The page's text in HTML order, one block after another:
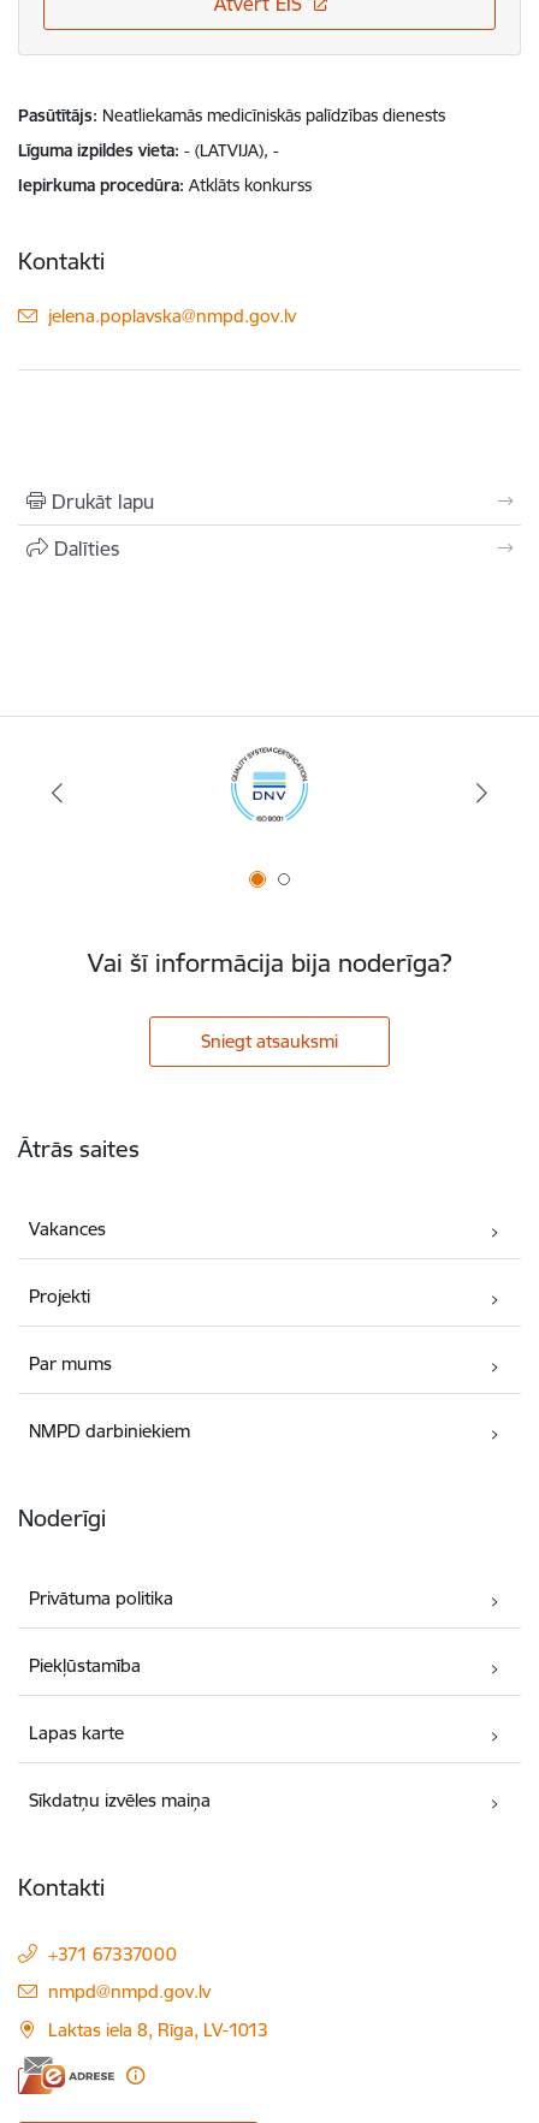
Pasūtītājs Neatliekamās medicīniskās palīdzības dienests
Līguma izpildes vieta - (LATVIJA), -
Iepirkuma procedūra Atklāts konkurss
Kontakti
E-pasts:
jelena.poplavska@nmpd.gov.lv
Drukāt lapu
Dalīties
Vai šī informācija bija noderīga?
Sniegt atsauksmi
Ātrās saites
Vakances
Projekti
Par mums
NMPD darbiniekiem
Noderīgi
Privātuma politika
Piekļūstamība
Lapas karte
Sīkdatņu izvēles maiņa
Kontakti
+371 67337000
E-pasts:
nmpd@nmpd.gov.lv
Laktas iela 8, Rīga, LV-1013